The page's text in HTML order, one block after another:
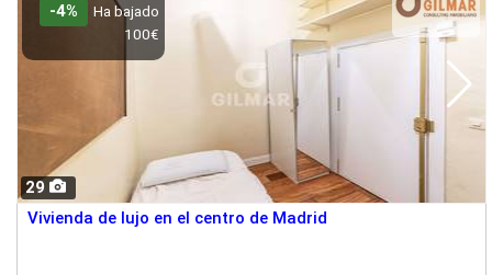
29
-4%
Ha bajado
100€
Vivienda de lujo en el centro de Madrid